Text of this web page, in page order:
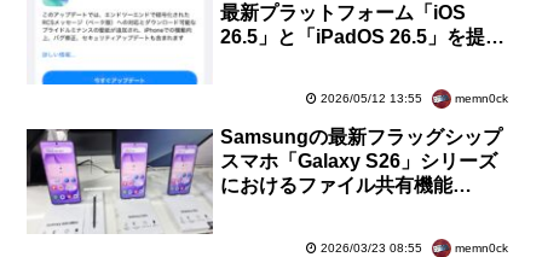
最新プラットフォーム「iOS
26.5」と「iPadOS 26.5」を提供
2026/05/12 13:55 memn0ck
Samsungの最新フラッグシップ
スマホ「Galaxy S26」シリーズ
におけるファイル共有機能
2026/03/23 08:55 memn0ck